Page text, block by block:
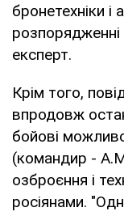
бронетехніки і
експерт.
Крім того,
впродовж
бойові
(командир -
озброєння і
росіянами.